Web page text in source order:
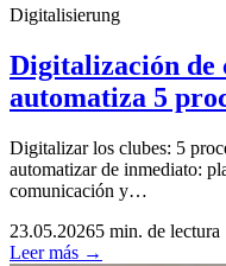
Digitalisierung
Digitalización de
automatiza 5
Digitalizar los clubes: 5
automatizar de inmediato:
comunicación y…
23.05.20265 min. de lectura
Leer más →